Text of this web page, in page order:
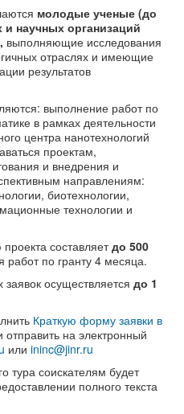
молодые ученые (до
научных организаций
выполняющие исследования
отраслях и имеющие
результатов
выполнение работ по
в рамках деятельности
центра нанотехнологий
проектам,
и внедрения и
направлениям:
биотехнологии,
технологии и
составляетдо 500
работ по гранту 4 месяца.
осуществляется до 1
Краткую форму заявки в
отправить на электронный
или ininc@jinr.ru
тура соискателям будет
полного текста